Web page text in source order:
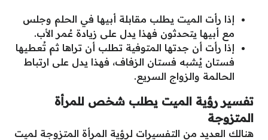
إذا رأت الميت يطلب مقابلة أبيها في الحلم وجلس
مع أبيها يتحدثون فهذا يدل على زيادة عُمر الأب.
إذا رأت أن جدتها المتوفية تطلب أن تراها ثم تُعطيها
فستان يُشبه فستان الزفاف، فهذا يدل على ارتباط
الحالمة والزواج السريع.
تفسير رؤية الميت يطلب شخص للمرأة
المتزوجة
هنالك العديد من التفسيرات لرؤية المرأة المتزوجة لميت